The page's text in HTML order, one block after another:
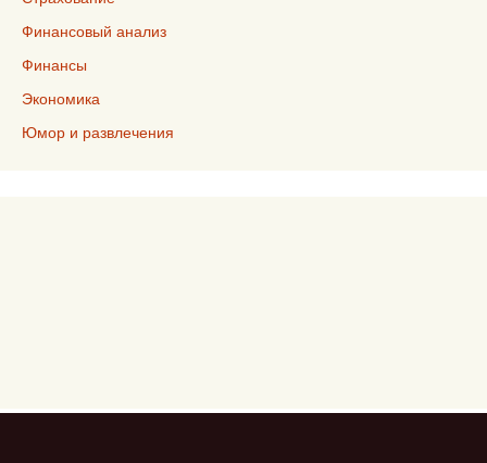
Финансовый анализ
Финансы
Экономика
Юмор и развлечения